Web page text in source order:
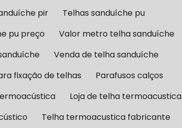
pir
Telhas sanduíche pu
pu preço
Valor metro telha sanduíche
Venda de telha sanduíche
fixação de telhas
Parafusos calços
Loja de telha termoacustica
Telha termoacustica fabricante